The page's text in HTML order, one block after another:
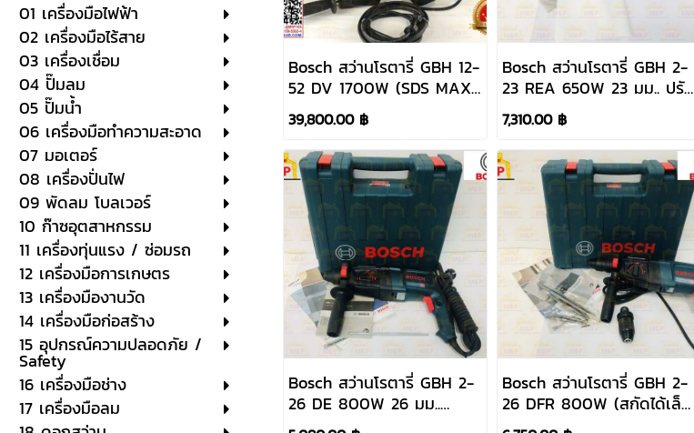
01 เครื่องมือไฟฟ้า
02 เครื่องมือไร้สาย
03 เครื่องเชื่อม
04 ปั๊มลม
05 ปั๊มน้ำ
06 เครื่องมือทำความสะอาด
07 มอเตอร์
08 เครื่องปั่นไฟ
09 พัดลม โบลเวอร์
10 ก๊าซอุตสาหกรรม
11 เครื่องทุ่นแรง / ซ่อมรถ
12 เครื่องมือการเกษตร
13 เครื่องมืองานวัด
14 เครื่องมือก่อสร้าง
15 อุปกรณ์ความปลอดภัย /
Safety
16 เครื่องมือช่าง
17 เครื่องมือลม
Bosch สว่านโรตารี่ GBH 12-
52 DV 1700W (SDS MAX)
แรงกระแทก 19 J สกัดได้
เจาะได้ 52 มม.
#0611266000
39,800.00 ฿
Bosch สว่านโรตารี่ GBH 2-
23 REA 650W 23 มม.. ปรับ
ซ้าย-ขวาได้ ดูดฝุ่นในตัว
#0611250500
7,310.00 ฿
Bosch สว่านโรตารี่ GBH 2-
26 DE 800W 26 มม..
#0611253604
Bosch สว่านโรตารี่ GBH 2-
26 DFR 800W (สกัดได้เล็ก
น้อย) เปลี่ยนหัวได้